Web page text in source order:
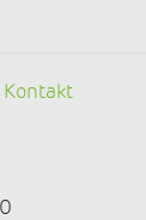
Kontakt